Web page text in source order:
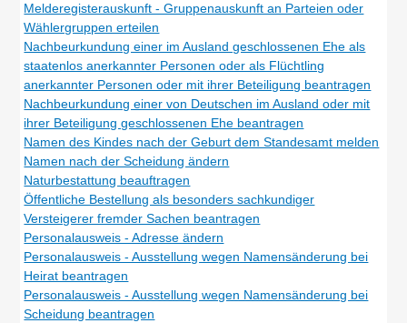
Melderegisterauskunft - Gruppenauskunft an Parteien oder
Wählergruppen erteilen
Nachbeurkundung einer im Ausland geschlossenen Ehe als
staatenlos anerkannter Personen oder als Flüchtling
anerkannter Personen oder mit ihrer Beteiligung beantragen
Nachbeurkundung einer von Deutschen im Ausland oder mit
ihrer Beteiligung geschlossenen Ehe beantragen
Namen des Kindes nach der Geburt dem Standesamt melden
Namen nach der Scheidung ändern
Naturbestattung beauftragen
Öffentliche Bestellung als besonders sachkundiger
Versteigerer fremder Sachen beantragen
Personalausweis - Adresse ändern
Personalausweis - Ausstellung wegen Namensänderung bei
Heirat beantragen
Personalausweis - Ausstellung wegen Namensänderung bei
Scheidung beantragen